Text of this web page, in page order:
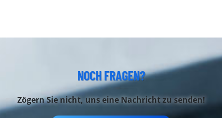
NOCH FRAGEN?
Zögern Sie nicht, uns eine Nachricht zu senden!